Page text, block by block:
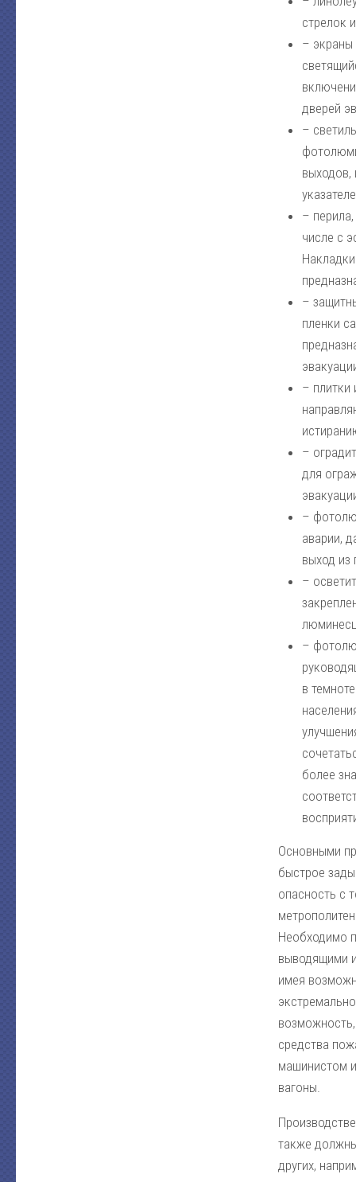
стрелок
– экраны
дверей
–
выходов,
–
числе с
–
пленки
– плитки
–
для
–
аварии,
выход из
–
–
в
более
Основными
быстрое
опасность с
Необходимо
выводящими
имея
средства
машинистом
вагоны.
также
других,